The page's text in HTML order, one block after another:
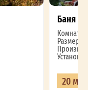
Баня
Комнат: 2
Размеры:
20 м